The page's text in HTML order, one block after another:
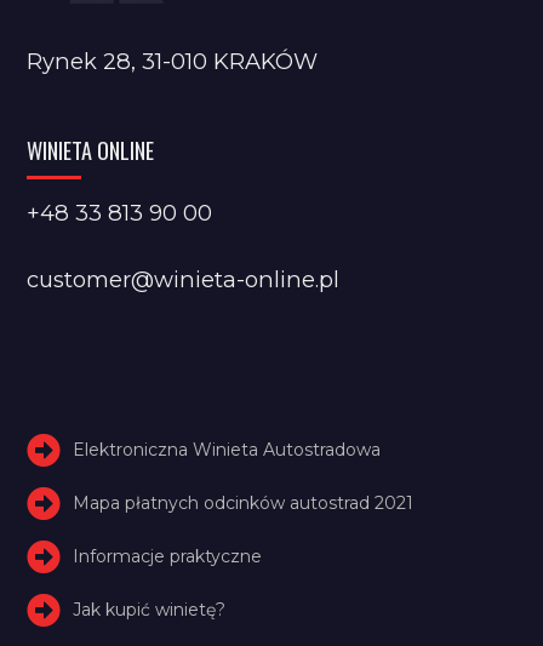
Rynek 28, 31-010 KRAKÓW
WINIETA ONLINE
+48 33 813 90 00
customer@winieta-online.pl
Elektroniczna Winieta Autostradowa
Mapa płatnych odcinków autostrad 2021
Informacje praktyczne
Jak kupić winietę?